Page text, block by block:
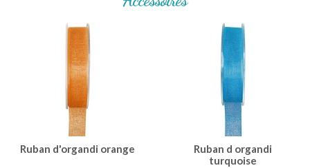
Ruban d'organdi orange
Ruban d organdi
turquoise